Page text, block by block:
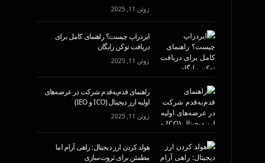
ژوئن 11, 2025
ایردراپ چیست؟ راهنمای کامل برای
دریافت توکن رایگان
ژوئن 11, 2025
راهنمای قدم‌به‌قدم شرکت در عرضه‌های
اولیه ارز دیجیتال (ICO و IEO)
ژوئن 11, 2025
هولد کردن ارز دیجیتال: راهی آرام اما
مطمئن برای ثروت‌سازی